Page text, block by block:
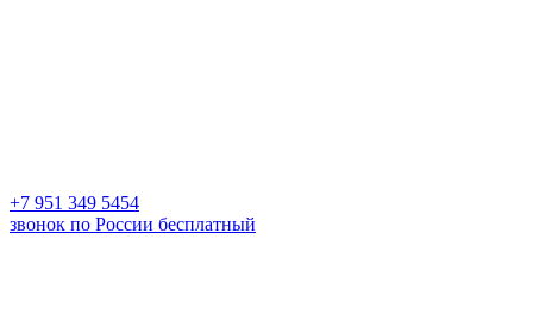
+7 951 349 5454
звонок по России бесплатный